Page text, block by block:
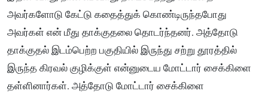
அவர்களோடு கேட்டு கதைத்துக் கொண்டிருந்தபோது
அவர்கள் என் மீது தாக்குதலை தொடர்ந்தனர். அத்தோடு
தாக்குதல் இடம்பெற்ற பகுதியில் இருந்து சற்று தூரத்தில்
இருந்த கிரவல் குழிக்குள் என்னுடைய மோட்டார் சைக்கிளை
தள்ளினார்கள். அத்தோடு மோட்டார் சைக்கிளை